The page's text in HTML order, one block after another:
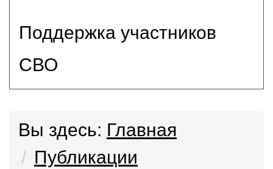
Поддержка участников
СВО
Вы здесь: Главная
Публикации